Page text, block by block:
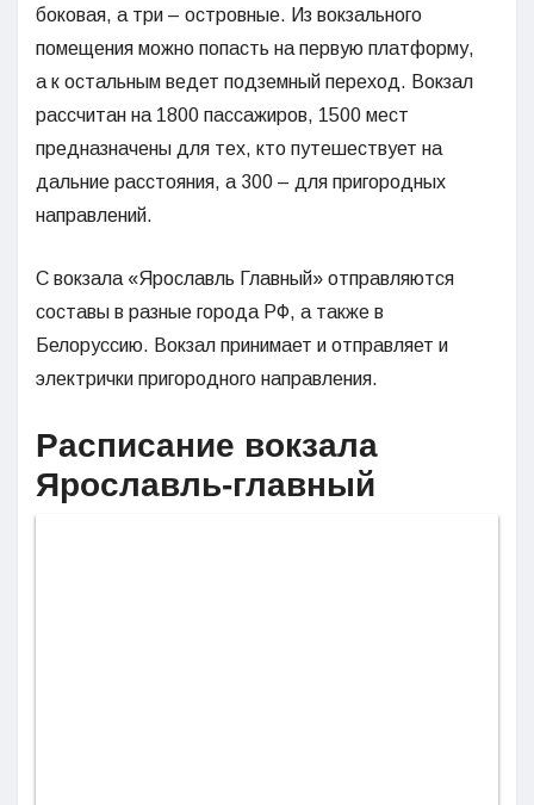
боковая, а три – островные. Из вокзального
помещения можно попасть на первую платформу,
а к остальным ведет подземный переход. Вокзал
рассчитан на 1800 пассажиров, 1500 мест
предназначены для тех, кто путешествует на
дальние расстояния, а 300 – для пригородных
направлений.
С вокзала «Ярославль Главный» отправляются
составы в разные города РФ, а также в
Белоруссию. Вокзал принимает и отправляет и
электрички пригородного направления.
Расписание вокзала
Ярославль-главный